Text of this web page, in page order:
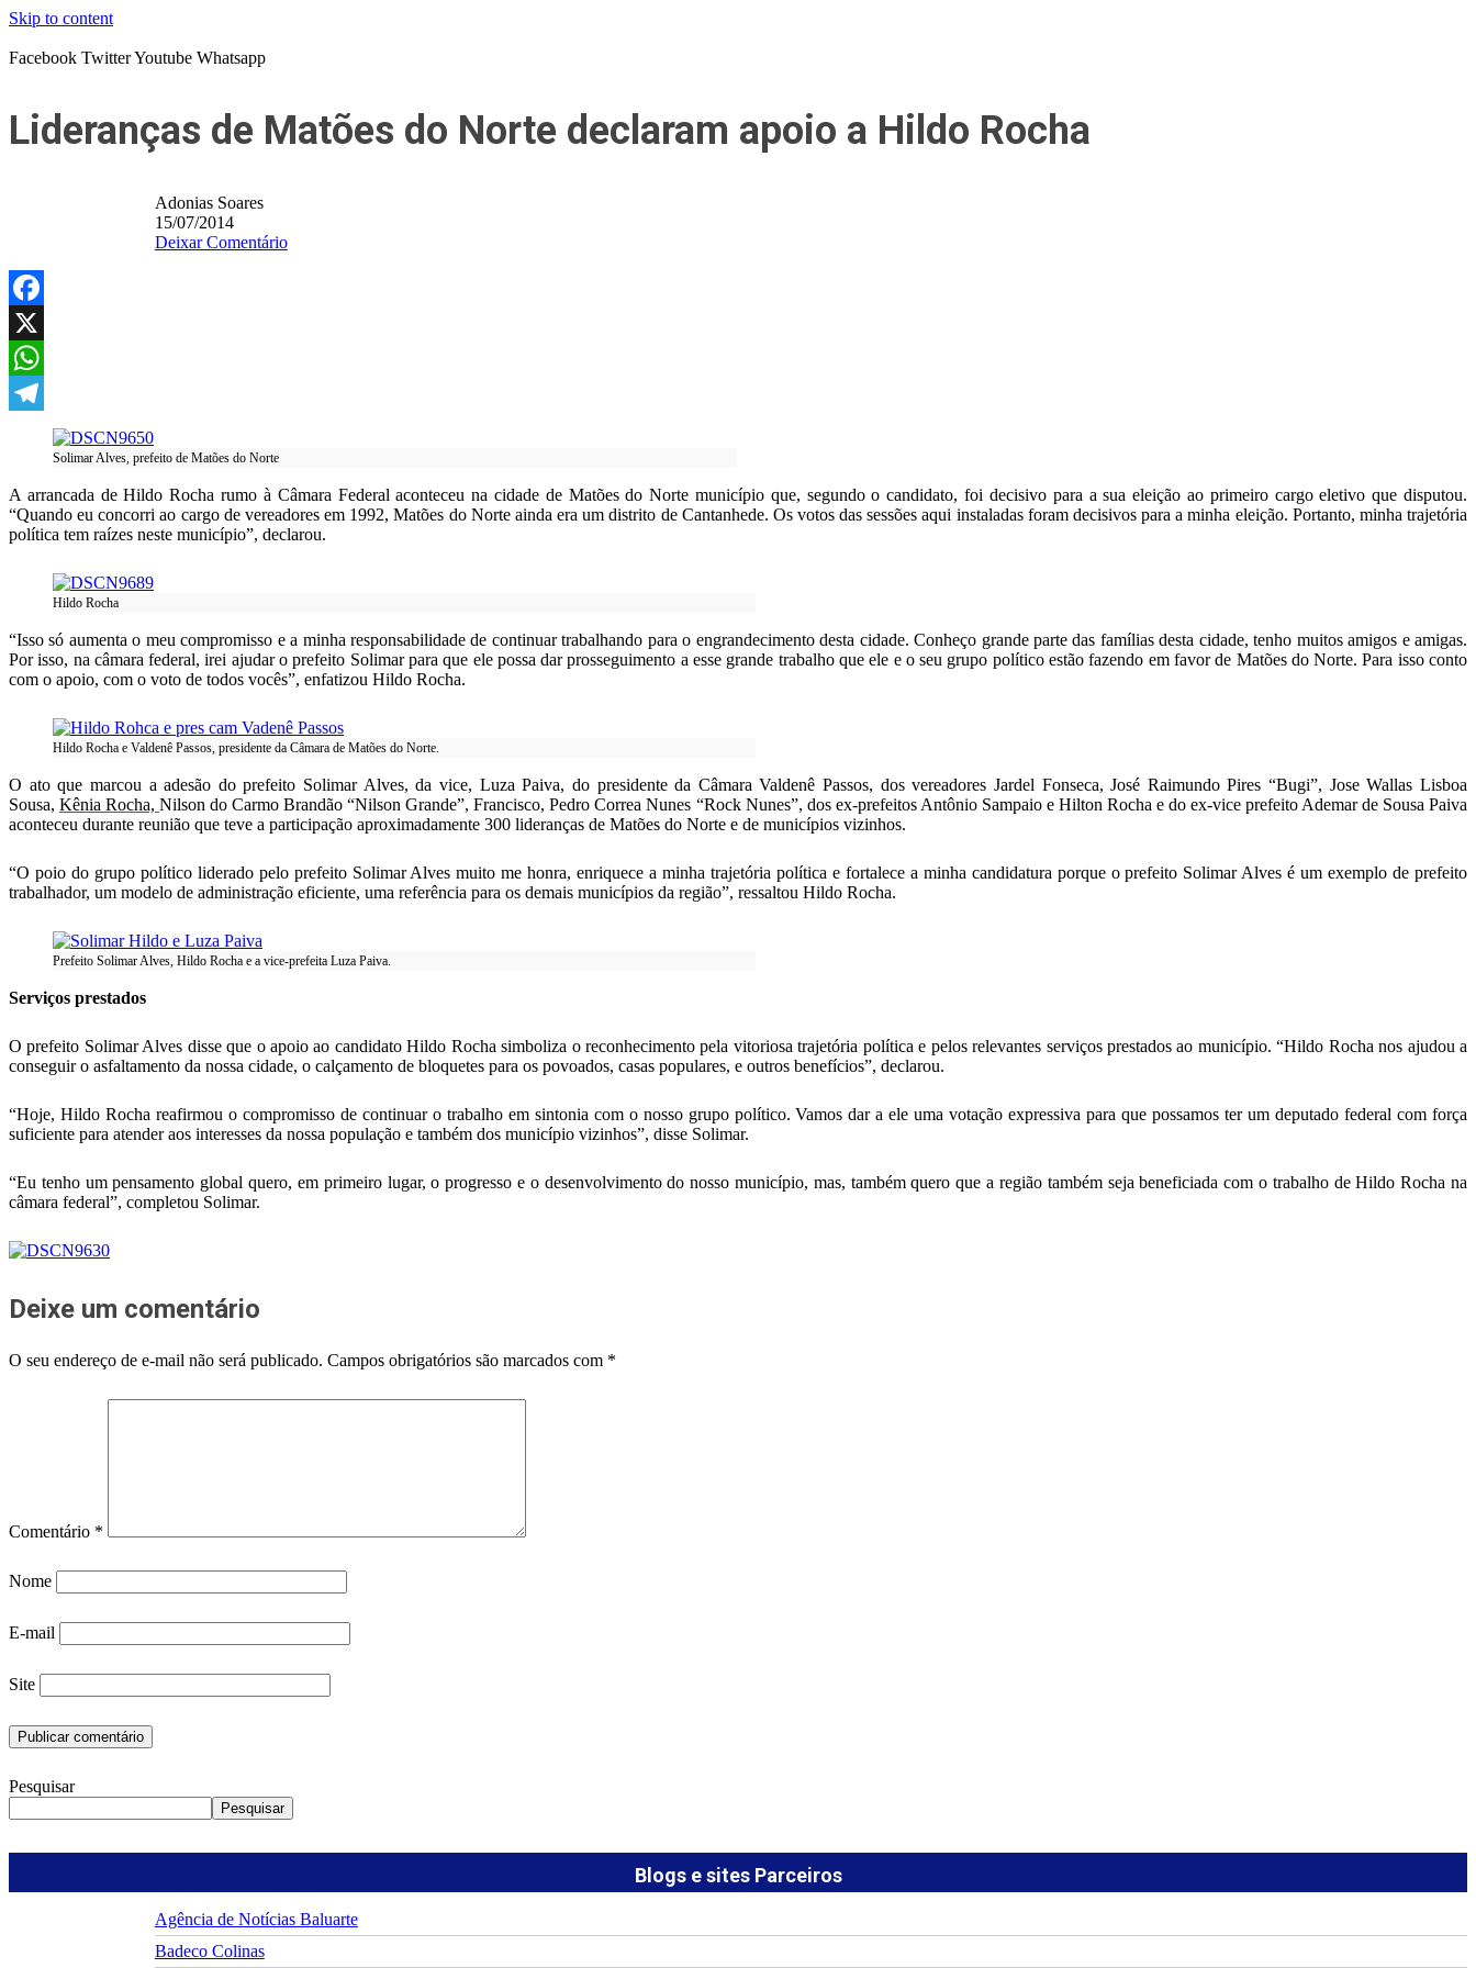
Skip to content
Facebook TwitterYoutube Whatsapp
Lideranças de Matões do Norte declaram apoio a Hildo Rocha
Adonias Soares
15/07/2014
Deixar Comentário
Facebook
X
WhatsApp
Telegram
Solimar Alves, prefeito de Matões do Norte
A arrancada de Hildo Rocha rumo à Câmara Federal aconteceu na cidade de Matões do Norte município que, segundo o candidato, foi decisivo para a sua eleição ao primeiro cargo eletivo que disputou.
“Quando eu concorri ao cargo de vereadores em 1992, Matões do Norte ainda era um distrito de Cantanhede. Os votos das sessões aqui instaladas foram decisivos para a minha eleição. Portanto, minha trajetória
política tem raízes neste município”, declarou.
Hildo Rocha
“Isso só aumenta o meu compromisso e a minha responsabilidade de continuar trabalhando para o engrandecimento desta cidade. Conheço grande parte das famílias desta cidade, tenho muitos amigos e amigas.
Por isso, na câmara federal, irei ajudar o prefeito Solimar para que ele possa dar prosseguimento a esse grande trabalho que ele e o seu grupo político estão fazendo em favor de Matões do Norte. Para isso conto
com o apoio, com o voto de todos vocês”, enfatizou Hildo Rocha.
Hildo Rocha e Valdenê Passos, presidente da Câmara de Matões do Norte.
O ato que marcou a adesão do prefeito Solimar Alves, da vice, Luza Paiva, do presidente da Câmara Valdenê Passos, dos vereadores Jardel Fonseca, José Raimundo Pires “Bugi”, Jose Wallas Lisboa
Sousa, Kênia Rocha, Nilson do Carmo Brandão “Nilson Grande”, Francisco, Pedro Correa Nunes “Rock Nunes”, dos ex-prefeitos Antônio Sampaio e Hilton Rocha e do ex-vice prefeito Ademar de Sousa Paiva
aconteceu durante reunião que teve a participação aproximadamente 300 lideranças de Matões do Norte e de municípios vizinhos.
“O poio do grupo político liderado pelo prefeito Solimar Alves muito me honra, enriquece a minha trajetória política e fortalece a minha candidatura porque o prefeito Solimar Alves é um exemplo de prefeito
trabalhador, um modelo de administração eficiente, uma referência para os demais municípios da região”, ressaltou Hildo Rocha.
Prefeito Solimar Alves, Hildo Rocha e a vice-prefeita Luza Paiva.
Serviços prestados
O prefeito Solimar Alves disse que o apoio ao candidato Hildo Rocha simboliza o reconhecimento pela vitoriosa trajetória política e pelos relevantes serviços prestados ao município. “Hildo Rocha nos ajudou a
conseguir o asfaltamento da nossa cidade, o calçamento de bloquetes para os povoados, casas populares, e outros benefícios”, declarou.
“Hoje, Hildo Rocha reafirmou o compromisso de continuar o trabalho em sintonia com o nosso grupo político. Vamos dar a ele uma votação expressiva para que possamos ter um deputado federal com força
suficiente para atender aos interesses da nossa população e também dos município vizinhos”, disse Solimar.
“Eu tenho um pensamento global quero, em primeiro lugar, o progresso e o desenvolvimento do nosso município, mas, também quero que a região também seja beneficiada com o trabalho de Hildo Rocha na
câmara federal”, completou Solimar.
Deixe um comentário
O seu endereço de e-mail não será publicado. Campos obrigatórios são marcados com *
Comentário *
Nome
E-mail
Site
Pesquisar
Pesquisar
Blogs e sites Parceiros
Agência de Notícias Baluarte
Badeco Colinas